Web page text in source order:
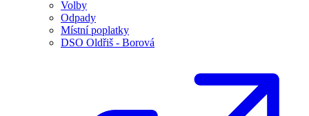
Volby
Odpady
Místní poplatky
DSO Oldřiš - Borová